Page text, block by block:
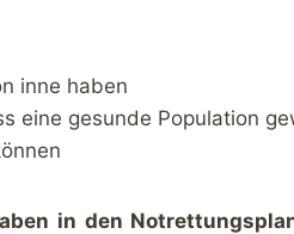
inne haben
eine gesunde Population
in den